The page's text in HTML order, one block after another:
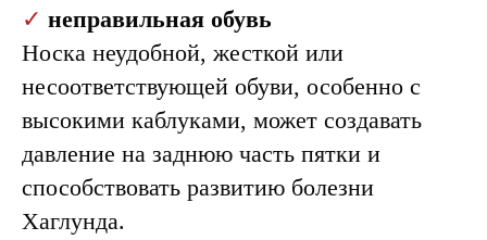
✓ неправильная обувь
Носка неудобной, жесткой или
несоответствующей обуви, особенно с
высокими каблуками, может создавать
давление на заднюю часть пятки и
способствовать развитию болезни
Хаглунда.